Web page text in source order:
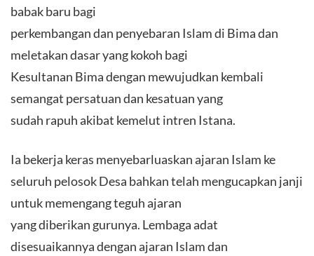
babak baru bagi
perkembangan dan penyebaran Islam di Bima dan
meletakan dasar yang kokoh bagi
Kesultanan Bima dengan mewujudkan kembali
semangat persatuan dan kesatuan yang
sudah rapuh akibat kemelut intren Istana.
Ia bekerja keras menyebarluaskan ajaran Islam ke
seluruh pelosok Desa bahkan telah mengucapkan janji
untuk memengang teguh ajaran
yang diberikan gurunya. Lembaga adat
disesuaikannya dengan ajaran Islam dan